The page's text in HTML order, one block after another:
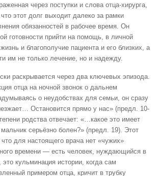
через поступки и слова отца-хирурга,
этот долг выходит далеко за рамки
обязанностей в рабочее время. Он
готовности прийти на помощь, в личной
и благополучие пациента и его близких, а
им не только лечение, но и надежду.
раскрывается через два ключевых эпизода.
отца на ночной звонок о дальнем
о неудобствах для семьи, он сразу
Остановится прямо у нас» (предл. 10-
родства отвечает: «…какое это имеет
серьёзно болен?» (предл. 19). Этот
для настоящего врача нет «чужих»
времени — есть человек, нуждающийся в
кульминация истории, когда сам
примером отца, кричит в трубку